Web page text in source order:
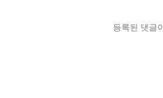
등록된 댓글